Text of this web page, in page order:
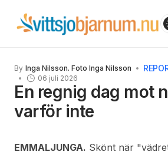
By Inga Nilsson. Foto Inga Nilsson
06 juli 2026
En regnig dag mot
varför inte
EMMALJUNGA. Skönt när